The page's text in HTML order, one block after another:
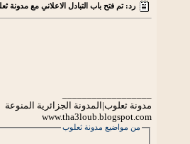
رد: تم فتح باب التبادل الاعلاني مع مدونة
مدونة ثعلوب|المدونة الجزائرية المنوعة
www.tha3loub.blogspot.com
من مواضيع مدونة ثعلوب